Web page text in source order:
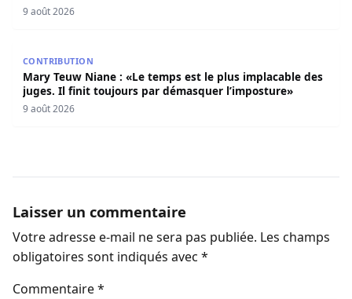
9 août 2026
CONTRIBUTION
Mary Teuw Niane : «Le temps est le plus implacable des
juges. Il finit toujours par démasquer l’imposture»
9 août 2026
Laisser un commentaire
Votre adresse e-mail ne sera pas publiée. Les champs
obligatoires sont indiqués avec *
Commentaire*